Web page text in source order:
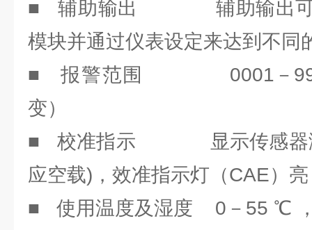
■ 辅助输出 辅助输出可通
模块并通过仪表设定来达到不同
■ 报警范围 0001－9999
变）
■ 校准指示 显示传感器满
应空载)，效准指示灯（CAE）
■ 使用温度及湿度 0－55 ℃